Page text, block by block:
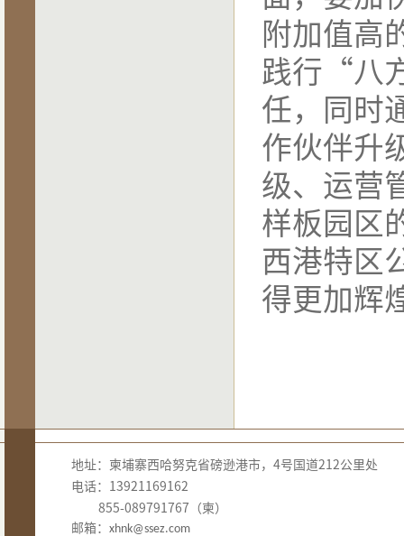
附加值高
践行 “八
任，同时
作伙伴升
级、运营
样板园区
西港特区
得更加辉
地址：柬埔寨西哈努克省磅逊港市，4号国道212公里处
电话：13921169162
855-089791767（柬）
邮箱： xhnk@ssez.com